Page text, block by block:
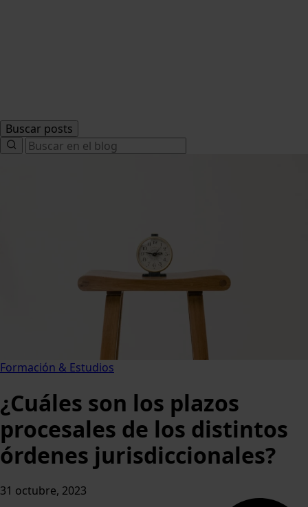
Buscar posts
Search
for:
Formación & Estudios
¿Cuáles son los plazos
procesales de los distintos
órdenes jurisdiccionales?
31 octubre, 2023